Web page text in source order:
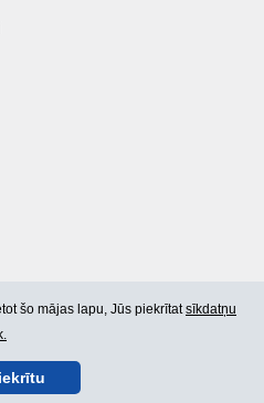
šo mājas lapu, Jūs piekrītatsīkdatņu